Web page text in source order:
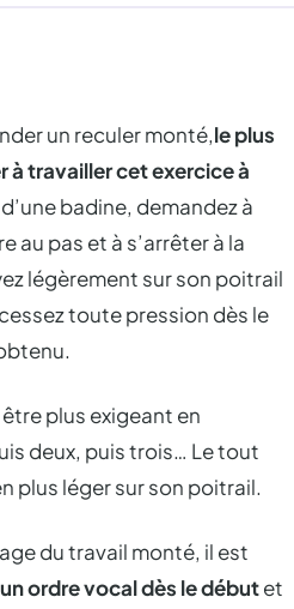
un reculer monté,le plus
à travailler cet exercice à
badine, demandez à
au pas et à s’arrêter à la
légèrement sur son poitrail
toute pression dès le
plus exigeant en
deux, puis trois… Le tout
plus léger sur son poitrail.
du travail monté, il est
ordre vocal dès le débutet